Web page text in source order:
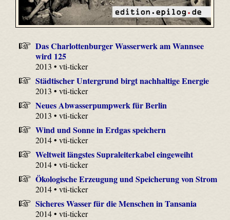
Das Charlottenburger Wasserwerk am Wannsee
wird 125
2013 • vti-ticker
Städtischer Untergrund birgt nachhaltige Energie
2013 • vti-ticker
Neues Abwasserpumpwerk für Berlin
2013 • vti-ticker
Wind und Sonne in Erdgas speichern
2014 • vti-ticker
Weltweit längstes Supraleiterkabel eingeweiht
2014 • vti-ticker
Ökologische Erzeugung und Speicherung von Strom
2014 • vti-ticker
Sicheres Wasser für die Menschen in Tansania
2014 • vti-ticker